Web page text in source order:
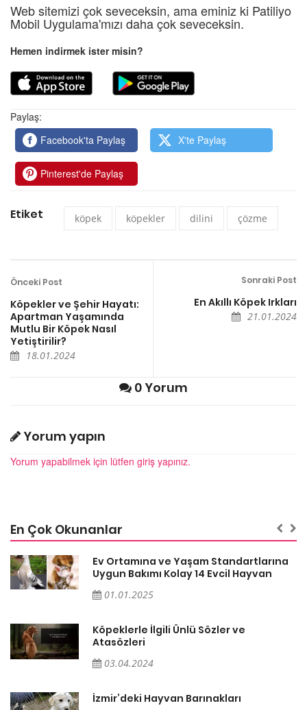
Web sitemizi çok seveceksin, ama eminiz ki Patiliyo
Mobil Uygulama'mızı daha çok seveceksin.
Hemen indirmek ister misin?
Paylaş:
Facebook'ta Paylaş
X'te Paylaş
Pinterest'de Paylaş
Etiket köpek köpekler dilini çözme
Önceki Post
Köpekler ve Şehir Hayatı:
Apartman Yaşamında
Mutlu Bir Köpek Nasıl
Yetiştirilir?
18.01.2024
Sonraki Post
En Akıllı Köpek Irkları
21.01.2024
0 Yorum
Yorum yapın
Yorum yapabilmek için lütfen giriş yapınız.
En Çok Okunanlar
Ev Ortamına ve Yaşam Standartlarına
Uygun Bakımı Kolay 14 Evcil Hayvan
01.01.2025
Köpeklerle İlgili Ünlü Sözler ve
Atasözleri
03.04.2024
İzmir’deki Hayvan Barınakları